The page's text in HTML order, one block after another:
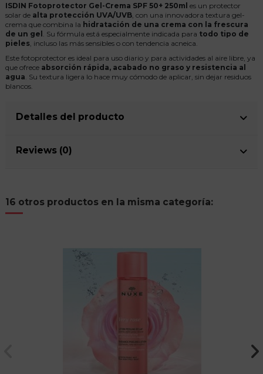
ISDIN Fotoprotector Gel-Crema SPF 50+ 250ml es un protector
solar de alta protección UVA/UVB , con una innovadora textura gel-
crema que combina la hidratación de una crema con la frescura
de un gel . Su fórmula está especialmente indicada para todo tipo de
pieles , incluso las más sensibles o con tendencia acneica.
Este fotoprotector es ideal para uso diario y para actividades al aire libre, ya
que ofrece absorción rápida, acabado no graso y resistencia al
agua. Su textura ligera lo hace muy cómodo de aplicar, sin dejar residuos
blancos.
Detalles del producto
Reviews (0)
16 otros productos en la misma categoría: